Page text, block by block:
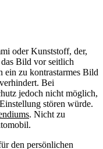
oder Kunststoff, der,
Bild vor seitlich
ein zu kontrastarmes Bild
Bei
jedoch nicht möglich,
stören würde.
. Nicht zu
den persönlichen